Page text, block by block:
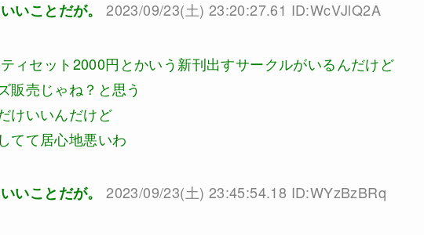
いことだが。 2023/09/23(土) 23:20:27.61 ID:WcVJlQ2A
ィセット2000円とかいう新刊出すサークルがいるんだけど
販売じゃね？と思う
けいいんだけど
てて居心地悪いわ
いことだが。 2023/09/23(土) 23:45:54.18 ID:WYzBzBRq